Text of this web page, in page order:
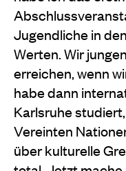
Jugendliche in
Werten. Wir
erreichen, wenn
habe dann
Karlsruhe
Vereinten
über kulturelle